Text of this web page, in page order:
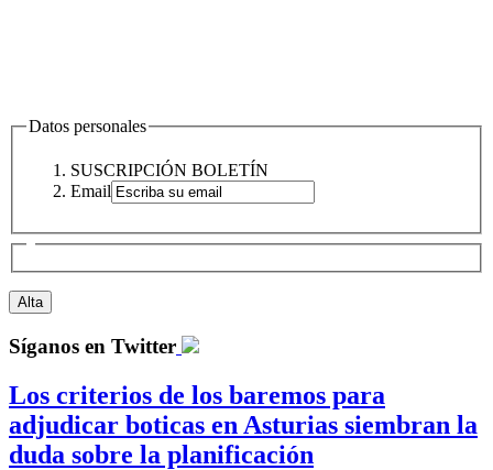
Datos personales
SUSCRIPCIÓN BOLETÍN
Email
Síganos en Twitter
Los criterios de los baremos para
adjudicar boticas en Asturias siembran la
duda sobre la planificación